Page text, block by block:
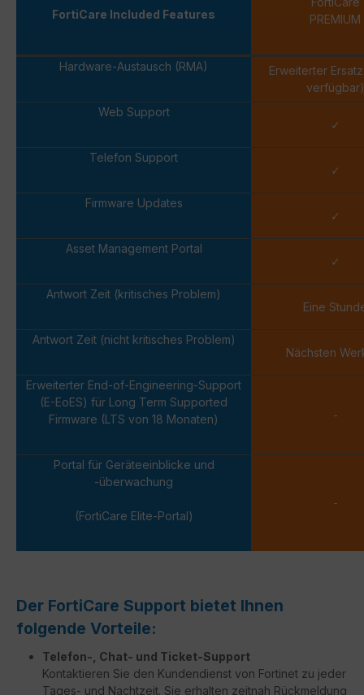
FortiCare Included Features
PREMIUM
Hardware-Austausch (RMA)
Erweiterter
verfügbar)
Web Support
✓
Telefon Support
✓
Firmware Updates
✓
Asset Management Portal
✓
Antwort Zeit (kritisches Problem)
Eine
Antwort Zeit (nicht kritisches Problem)
Nächsten
Erweiterter End-of-Engineering-Support
(E-EoES) für Long Term Supported
Firmware (LTS von 18 Monaten)
-
Portal für Geräteeinblicke und
-überwachung
(FortiCare Elite-Portal)
-
Der FortiCare Support bietet Ihnen
folgende Vorteile:
Telefon-, Chat- und Ticket-Support
Kontaktieren Sie den Kundendienst von Fortinet zu jeder
Tages- und Nachtzeit. Sie erhalten zeitnah Rückmeldung